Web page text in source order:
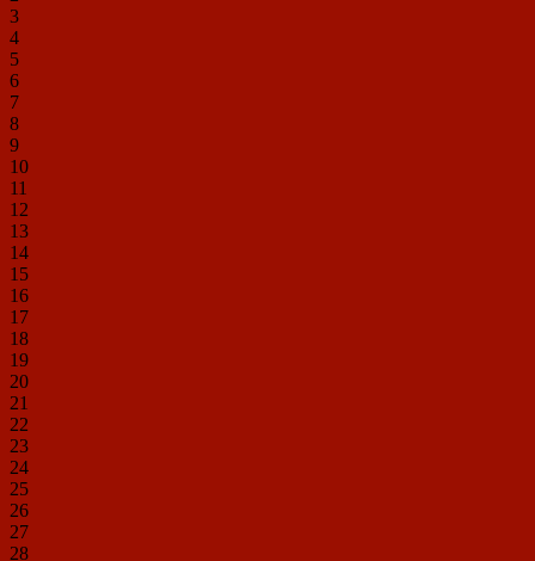
3
4
5
6
7
8
9
10
11
12
13
14
15
16
17
18
19
20
21
22
23
24
25
26
27
28